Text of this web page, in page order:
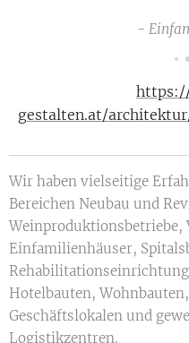
-
gestalten.at/
Wir haben vielseitige
Bereichen Neubau und
Weinproduktionsbetriebe,
Einfamilienhäuser,
Hotelbauten,
Geschäftslokalen und
Logistikzentren.